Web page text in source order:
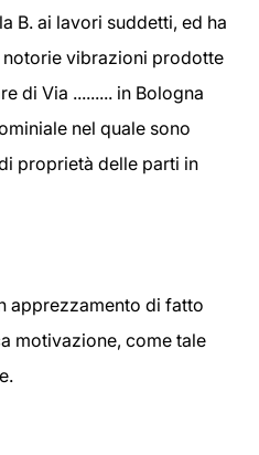
B. ai lavori suddetti, ed ha
vibrazioni prodotte
di Via ......... in Bologna
nel quale sono
proprietà delle parti in
apprezzamento di fatto
motivazione, come tale